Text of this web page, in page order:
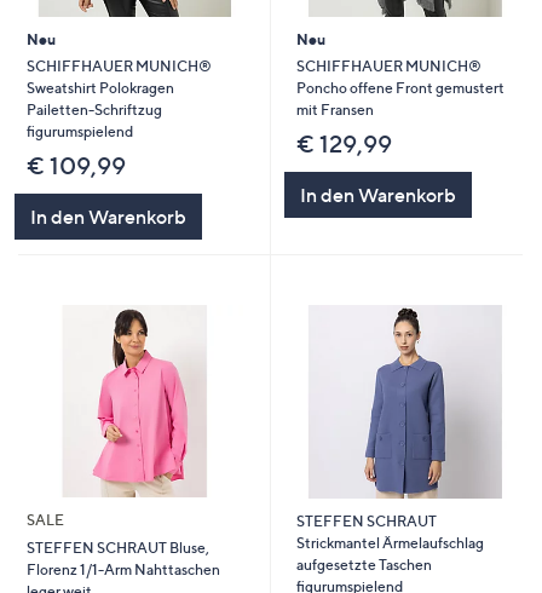
Neu
SCHIFFHAUER MUNICH®
Sweatshirt Polokragen
Pailetten-Schriftzug
figurumspielend
€ 109,99
In den Warenkorb
Neu
SCHIFFHAUER MUNICH®
Poncho offene Front gemustert
mit Fransen
€ 129,99
In den Warenkorb
SALE
STEFFEN SCHRAUT Bluse,
Florenz 1/1-Arm Nahttaschen
STEFFEN SCHRAUT
Strickmantel Ärmelaufschlag
aufgesetzte Taschen
figurumspielend